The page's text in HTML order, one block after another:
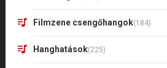
Filmzene csengőhangok(184)
Hanghatások(225)